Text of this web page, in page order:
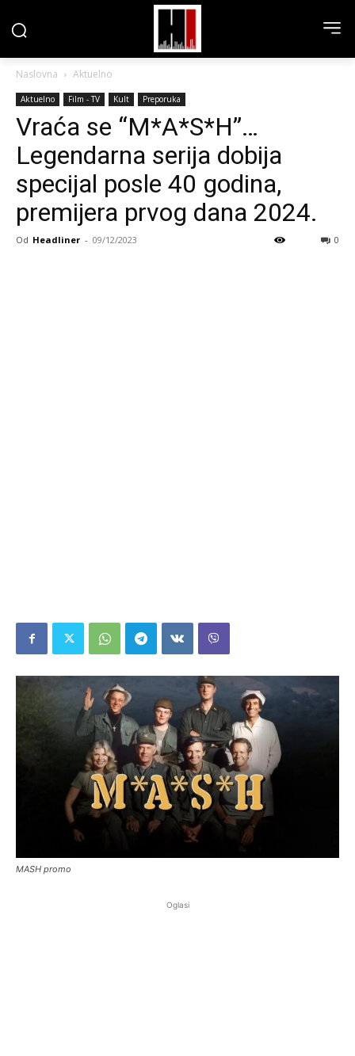
Naslovna Aktuelno
Aktuelno Film - TV Kult Preporuka
Vraća se “M*A*S*H”…
Legendarna serija dobija
specijal posle 40 godina,
premijera prvog dana 2024.
Od Headliner - 09/12/2023 0
MASH promo
Oglasi